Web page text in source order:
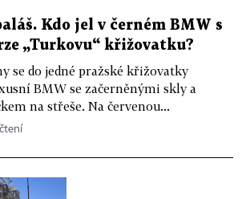
Kdo jel v černém BMW s
„Turkovu“ křižovatku?
se do jedné pražské křižovatky
BMW se začerněnými skly a
na střeše. Na červenou...